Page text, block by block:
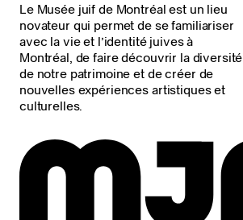
Le Musée juif de Montréal est un lieu
novateur qui permet de se familiariser
avec la vie et l’identité juives à
Montréal, de faire découvrir la diversité
de notre patrimoine et de créer de
nouvelles expériences artistiques et
culturelles.